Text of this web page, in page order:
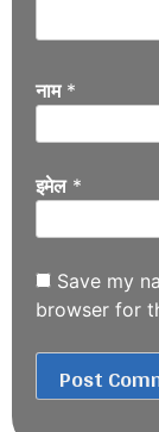
नाम *
इमेल *
Save my
browser for